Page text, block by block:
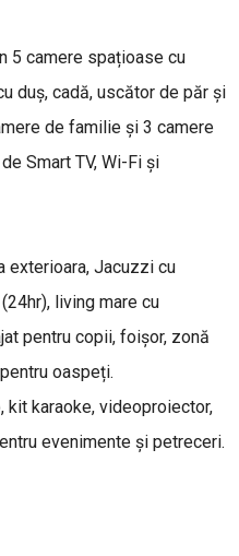
5 camere spațioase cu
duș, cadă, uscător de păr și
de familie și 3 camere
Smart TV, Wi-Fi și
exterioara, Jacuzzi cu
living mare cu
pentru copii, foișor, zonă
oaspeți.
kit karaoke, videoproiector,
evenimente și petreceri.